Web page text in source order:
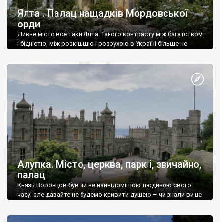
Ялта . Палац нащадків Мордовської
орди
Дивне місто все таки Ялта. Такого контрасту між багатством
і бідністю, між розкішшю і розрухою в Україні більше не
Алупка. Місто, церква, парк і, звичайно,
палац
Князь Воронцов був чи не найвідомішою людиною свого
часу, але давайте не будемо кривити душею – чи знали ви це